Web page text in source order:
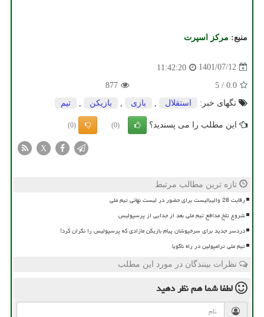
منبع: مركز اسپرت
1401/07/12
11:42:20
0.0
/
5
877
تگهای خبر:
استقلال بازی بازیكن تیم
این مطلب را می پسندید؟ (0)
(0)
X
تازه ترین مطالب مرتبط
رقابت 28 والیبالیست برای حضور در لیست نهائی تیم ملی
شروع تلخ مدافع تیم ملی بعد از جدایی از پرسپولیس
دردسر جدید برای سرخپوشان پیام بازیکن مازادی که پرسپولیس را نگران کرد!
تیم ملی ترامپولین در راه ناگویا
نظرات بینندگان در مورد این مطلب
لطفا شما همنظر دهید